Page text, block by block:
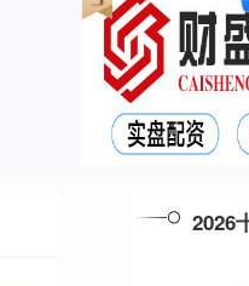
2026